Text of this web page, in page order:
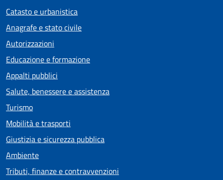
Catasto e urbanistica
Anagrafe e stato civile
Autorizzazioni
Educazione e formazione
Appalti pubblici
Salute, benessere e assistenza
Turismo
Mobilità e trasporti
Giustizia e sicurezza pubblica
Ambiente
Tributi, finanze e contravvenzioni